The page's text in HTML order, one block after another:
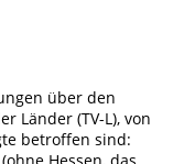
über den
Länder (TV-L), von
betroffen sind: